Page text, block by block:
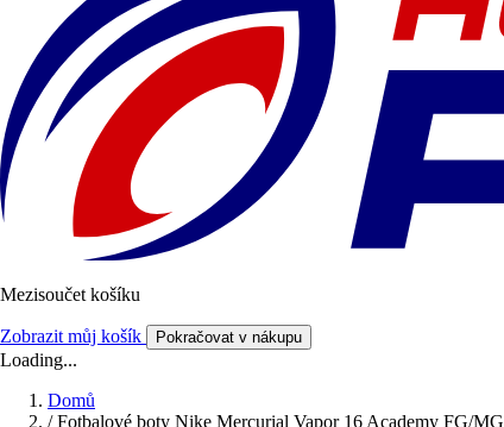
Mezisoučet košíku
Zobrazit můj košík Pokračovat v nákupu
Loading...
Domů
/ Fotbalové boty Nike Mercurial Vapor 16 Academy FG/MG